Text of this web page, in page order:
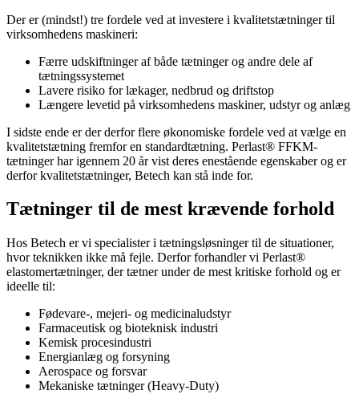
Der er (mindst!) tre fordele ved at investere i kvalitetstætninger til
virksomhedens maskineri:
Færre udskiftninger af både tætninger og andre dele af
tætningssystemet
Lavere risiko for lækager, nedbrud og driftstop
Længere levetid på virksomhedens maskiner, udstyr og anlæg
I sidste ende er der derfor flere økonomiske fordele ved at vælge en
kvalitetstætning fremfor en standardtætning. Perlast® FFKM-
tætninger har igennem 20 år vist deres enestående egenskaber og er
derfor kvalitetstætninger, Betech kan stå inde for.
Tætninger til de mest krævende forhold
Hos Betech er vi specialister i tætningsløsninger til de situationer,
hvor teknikken ikke må fejle. Derfor forhandler vi Perlast®
elastomertætninger, der tætner under de mest kritiske forhold og er
ideelle til:
Fødevare-, mejeri- og medicinaludstyr
Farmaceutisk og bioteknisk industri
Kemisk procesindustri
Energianlæg og forsyning
Aerospace og forsvar
Mekaniske tætninger (Heavy-Duty)